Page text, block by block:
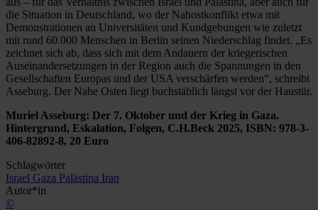
die Situation in Deutschland, wo der Nahostkonflikt etwa mit
Demonstrationen an Universitäten und Kundgebungen wie zuletzt
mit rund 60.000 Menschen in Berlin seinen Niederschlag findet. „Es
zeichnet sich ab, dass sich mit dem Andauern der kriegerischen
Auseinandersetzungen in der Region auch die Spannungen in den
Gesellschaften Europas und der USA verschärfen werden“, schreibt
Asseburg. Der Nahe Osten liegt buchstäblich längst vor der Haustür.
Muriel Asseburg: Der 7. Oktober und der Krieg in Gaza.
Hintergrund, Eskalation, Folgen, C.H.Beck 2025, ISBN: 978-3-
406-82892-8, 20 Euro
Schlagwörter
Israel Gaza Palästina Iran
Autor*in
©